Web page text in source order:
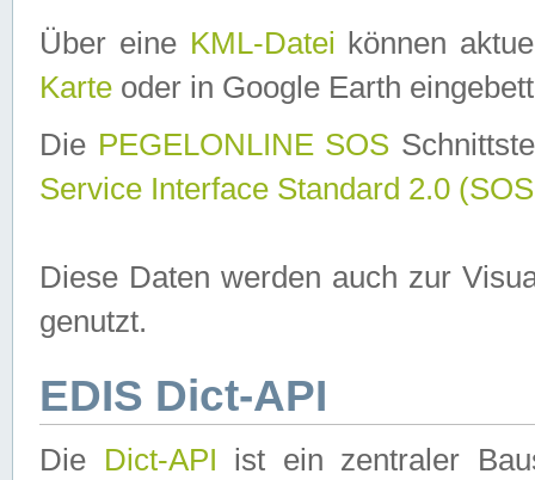
Über eine KML-Datei können
Karte oder in Google Earth
Die PEGELONLINE SOS
Service Interface Standard 2.0
Diese Daten werden auch zur
genutzt.
EDIS Dict-API
Die Dict-API ist ein zentraler